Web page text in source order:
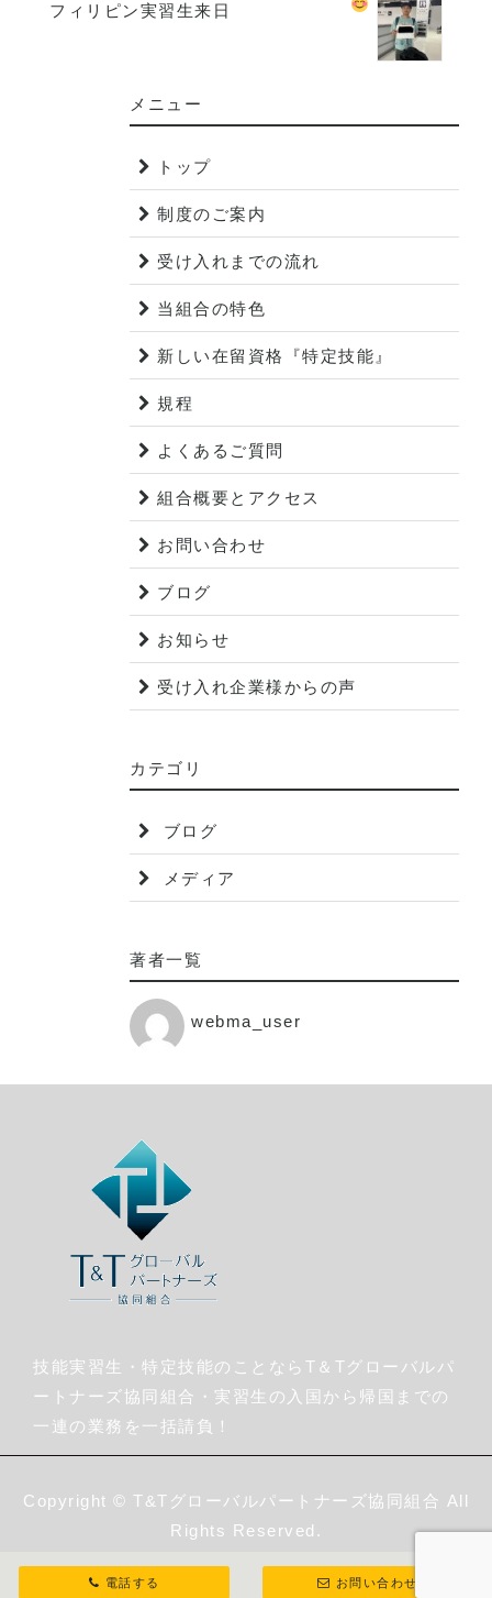
フィリピン実習生来日
メニュー
トップ
制度のご案内
受け入れまでの流れ
当組合の特色
新しい在留資格『特定技能』
規程
よくあるご質問
組合概要とアクセス
お問い合わせ
ブログ
お知らせ
受け入れ企業様からの声
カテゴリ
ブログ
メディア
著者一覧
webma_user
技能実習生・特定技能のことならT＆Tグローバルパ
ートナーズ協同組合・実習生の入国から帰国までの
一連の業務を一括請負！
Copyright © T&Tグローバルパートナーズ協同組合 All
Rights Reserved.
電話する お問い合わせ